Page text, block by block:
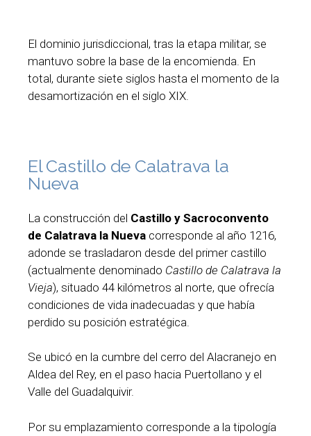
El dominio jurisdiccional, tras la etapa militar, se
mantuvo sobre la base de la encomienda. En
total, durante siete siglos hasta el momento de la
desamortización en el siglo XIX.
El Castillo de Calatrava la
Nueva
La construcción del Castillo y Sacroconvento
de Calatrava la Nueva corresponde al año 1216,
adonde se trasladaron desde del primer castillo
(actualmente denominado Castillo de Calatrava la
Vieja), situado 44 kilómetros al norte, que ofrecía
condiciones de vida inadecuadas y que había
perdido su posición estratégica.
Se ubicó en la cumbre del cerro del Alacranejo en
Aldea del Rey, en el paso hacia Puertollano y el
Valle del Guadalquivir.
Por su emplazamiento corresponde a la tipología